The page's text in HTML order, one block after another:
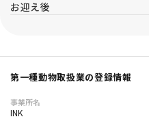
お迎え後
第一種動物取扱業の登録情報
事業所名
INK